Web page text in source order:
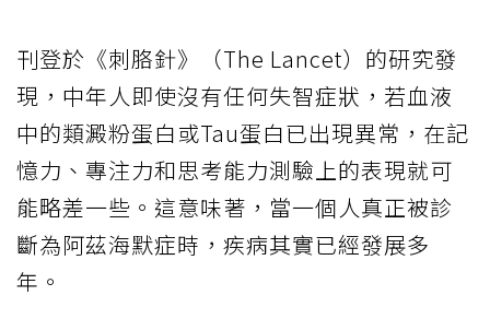
刊登於《刺胳針》（The Lancet）的研究發
現，中年人即使沒有任何失智症狀，若血液
中的類澱粉蛋白或Tau蛋白已出現異常，在記
憶力、專注力和思考能力測驗上的表現就可
能略差一些。這意味著，當一個人真正被診
斷為阿茲海默症時，疾病其實已經發展多
年。